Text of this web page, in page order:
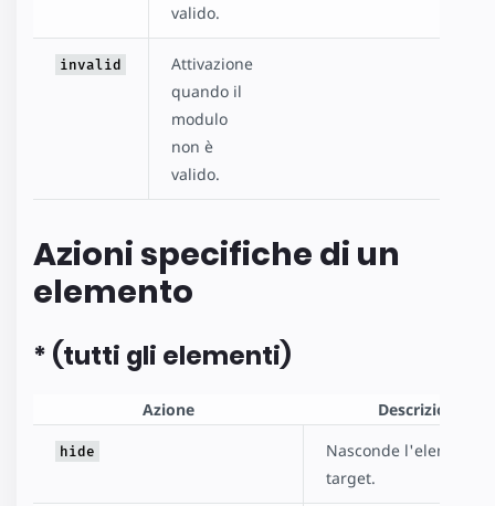
valido.
invalid
Attivazione
quando il
modulo
non è
valido.
Azioni specifiche di un
elemento
* (tutti gli elementi)
Azione Descrizione
hide
Nasconde l'elemento
target.